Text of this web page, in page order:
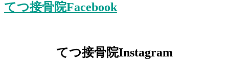
てつ接骨院Facebook
てつ接骨院Instagram